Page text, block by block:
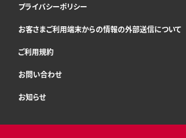
プライバシーポリシー
お客さまご利用端末からの情報の外部送信について
ご利用規約
お問い合わせ
お知らせ